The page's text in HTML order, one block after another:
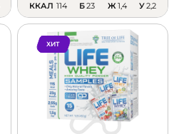
ККАЛ 114 Б23 Ж1,4 У2,2
ХИТ